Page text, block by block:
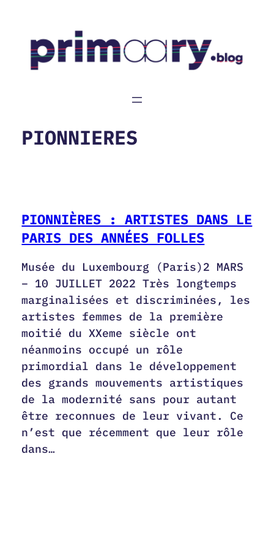
contenu
PIONNIERES
PIONNIÈRES : ARTISTES DANS LE
PARIS DES ANNÉES FOLLES
Musée du Luxembourg (Paris)2 MARS
– 10 JUILLET 2022 Très longtemps
marginalisées et discriminées, les
artistes femmes de la première
moitié du XXeme siècle ont
néanmoins occupé un rôle
primordial dans le développement
des grands mouvements artistiques
de la modernité sans pour autant
être reconnues de leur vivant. Ce
n’est que récemment que leur rôle
dans…